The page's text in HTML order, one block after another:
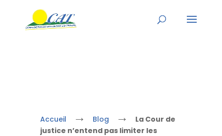
Accueil → Blog →
La Cour de
justice n’entend pas limiter les